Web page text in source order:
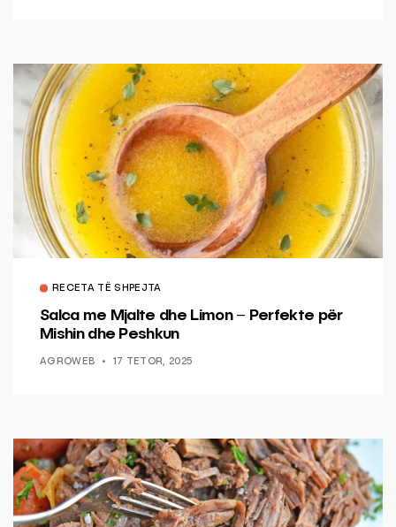
RECETA TË SHPEJTA
Salca me Mjalte dhe Limon – Perfekte për
Mishin dhe Peshkun
AGROWEB 17 TETOR, 2025